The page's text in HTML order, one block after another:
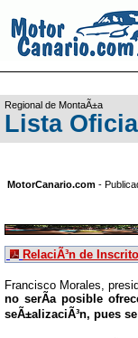
Regional de MontaÃ±a
Lista
MotorCanario.com -
RelaciÃ³n de
Francisco Morales,
no serÃ­a posible
seÃ±alizaciÃ³n, pues